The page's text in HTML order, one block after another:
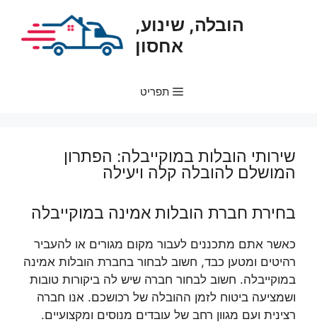
הובלה, שינוע,
אחסון
תפריט
שירותי הובלות במוקייבלה: הפתרון
המושלם להובלה קלה ויעילה
בחירת חברת הובלות אמינה במוקייבלה
כאשר אתם מתכננים לעבור מקום מגורים או להעביר
רהיטים ומטען כבד, חשוב לבחור בחברת הובלות אמינה
במוקייבלה. חשוב לבחור חברה שיש לה ביקורות טובות
ושמציעה ביטוח לזמן ההובלה של רכושכם. אנו חברה
רצינית ועם מגוון רחב של עובדים מנוסים ומקצועיים.